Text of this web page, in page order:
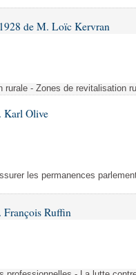
de M. Loïc Kervran
rurale - Zones de revitalisation
Karl Olive
les permanences
François Ruffin